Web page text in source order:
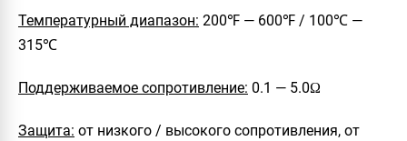
Температурный диапазон: 200℉ — 600℉ / 100℃ —
315℃
Поддерживаемое сопротивление: 0.1 — 5.0Ω
Защита: от низкого / высокого сопротивления, от